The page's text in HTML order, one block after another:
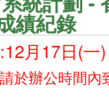
績紀錄
月17日(一
於辦公時間